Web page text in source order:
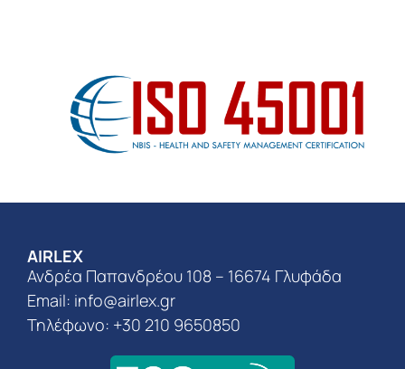
AIRLEX
Ανδρέα Παπανδρέου 108 – 16674 Γλυφάδα
Email: info@airlex.gr
Τηλέφωνο: +30 210 9650850